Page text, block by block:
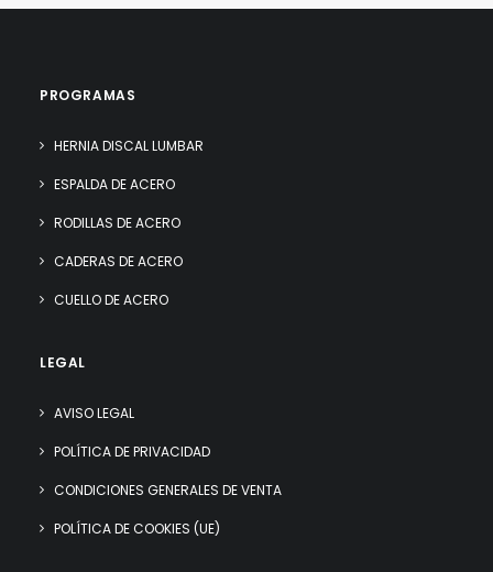
PROGRAMAS
HERNIA DISCAL LUMBAR
ESPALDA DE ACERO
RODILLAS DE ACERO
CADERAS DE ACERO
CUELLO DE ACERO
LEGAL
AVISO LEGAL
POLÍTICA DE PRIVACIDAD
CONDICIONES GENERALES DE VENTA
POLÍTICA DE COOKIES (UE)